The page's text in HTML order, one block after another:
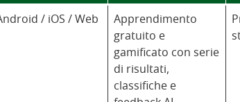
/ iOS / Web
Apprendimento
gratuito e
gamificato con serie
di risultati,
classifiche e